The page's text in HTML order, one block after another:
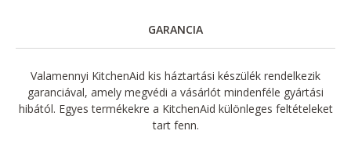
GARANCIA
Valamennyi KitchenAid kis háztartási készülék rendelkezik
garanciával, amely megvédi a vásárlót mindenféle gyártási
hibától. Egyes termékekre a KitchenAid különleges feltételeket
tart fenn.